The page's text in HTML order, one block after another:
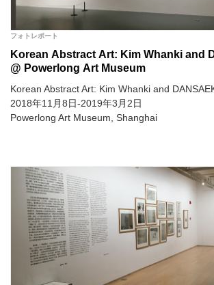
フォトレポート
Korean Abstract Art: Kim Whanki and
@ Powerlong Art Museum
Korean Abstract Art: Kim Whanki and
2018年11月8日-2019年3月2日
Powerlong Art Museum, Shanghai